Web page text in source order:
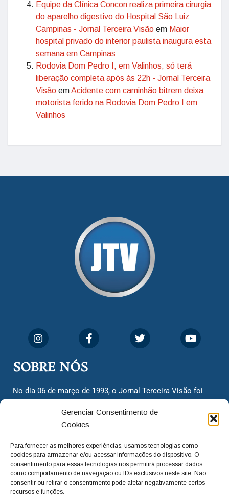
Gerenciar Consentimento de
Cookies
Para fornecer as melhores experiências, usamos tecnologias como
cookies para armazenar e/ou acessar informações do dispositivo. O
consentimento para essas tecnologias nos permitirá processar dados
como comportamento de navegação ou IDs exclusivos neste site. Não
consentir ou retirar o consentimento pode afetar negativamente certos
recursos e funções.
Equipe da Clínica Concon realiza primeira cirurgia
do aparelho digestivo do Hospital São Luiz
Campinas - Jornal Terceira Visão em Maior
hospital privado do interior paulista inaugura esta
semana em Campinas
Rodovia Dom Pedro I, em Valinhos, só terá
liberação completa após às 22h - Jornal Terceira
Visão emAcidente com caminhão bitrem deixa
motorista ferido na Rodovia Dom Pedro I em
Valinhos
SOBRE NÓS
No dia 06 de março de 1993, o Jornal Terceira Visão foi
cidadãos valinhenses, já que naquela época só existiam
dois jornais. Há mais de 30 anos, o jornal continua
com o foco de trazer as melhores notícias. Nunca
deixamos de lado as necessidades do cidadão, sempre
questionando os órgãos públicos em busca de melhorias
para a cidade e sempre cobrando resoluções para casos